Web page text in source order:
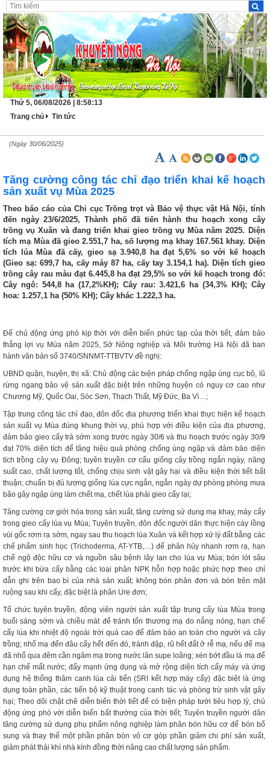
Thứ 5, 06/08/2026 | 8:58:13
Trang chủ
Tin tức
(Ngày 30/06/2025)
Tăng cường công tác chỉ đạo triển khai kế hoạch
sản xuất vụ Mùa 2025
Theo báo cáo của Chi cục Trồng trọt và Bảo vệ thực vật Hà Nội, tính
đến ngày 23/6/2025, Thành phố đã tiến hành thu hoạch xong cây
trồng vụ Xuân và đang triển khai gieo trồng vụ Mùa năm 2025. Diện
tích mạ Mùa đã gieo 2.551,7 ha, số lượng mạ khay 167.561 khay. Diện
tích lúa Mùa đã cấy, gieo sạ 3.940,8 ha đạt 5,6% so với kế hoạch
(Gieo sạ: 699,7 ha, cấy máy 87 ha, cấy tay 3.154,1 ha). Diện tích gieo
trồng cây rau màu đạt 6.445,8 ha đạt 29,5% so với kế hoạch trong đó:
Cây ngô: 544,8 ha (17,2%KH); Cây rau: 3.421,6 ha (34,3% KH); Cây
hoa: 1.257,1 ha (50% KH); Cây khác 1.222,3 ha.
Để chủ động ứng phó kịp thời với diễn biến phức tạp của thời tiết, đảm bảo
thắng lợi vụ Mùa năm 2025, Sở Nông nghiệp và Môi trường Hà Nội đã ban
hành văn bản số 3740/SNNMT-TTBVTV đề nghị:
UBND quận, huyện, thị xã: Chủ động các biện pháp chống ngập úng cục bộ, lũ
rừng ngang bảo vệ sản xuất đặc biệt trên những huyện có nguy cơ cao như
Chương Mỹ, Quốc Oai, Sóc Sơn, Thạch Thất, Mỹ Đức, Ba Vì…;
Tập trung công tác chỉ đạo, đôn đốc địa phương triển khai thực hiện kế hoạch
sản xuất vụ Mùa đúng khung thời vụ, phù hợp với điều kiện của địa phương,
đảm bảo gieo cấy trà sớm xong trước ngày 30/6 và thu hoạch trước ngày 30/9
đạt 70% diện tích để tăng hiệu quả phòng chống úng ngập và đảm bảo diện
tích trồng cây vụ Đông; tuyên truyền cơ cấu giống cây trồng ngắn ngày, năng
suất cao, chất lượng tốt, chống chịu sinh vật gây hại và điều kiện thời tiết bất
thuận; chuẩn bị đủ lượng giống lúa cực ngắn, ngắn ngày dự phòng phòng mưa
bão gây ngập úng làm chết mạ, chết lúa phải gieo cấy lại;
Tăng cường cơ giới hóa trong sản xuất, tăng cường sử dụng mạ khay, máy cấy
trong gieo cấy lúa vụ Mùa; Tuyên truyền, đôn đốc người dân thực hiện cày lồng
vùi gốc rơm rạ sớm, ngay sau thu hoạch lúa Xuân và kết hợp xử lý đất bằng các
chế phẩm sinh học (Trichoderma, AT-YTB,…) để phân hủy nhanh rơm rạ, hạn
chế ngộ độc hữu cơ và nguồn sâu bệnh lây lan cho lúa vụ Mùa; bón lót sâu
trước khi bừa cấy bằng các loại phân NPK hỗn hợp hoặc phức hợp theo chỉ
dẫn ghi trên bao bì của nhà sản xuất; không bón phân đơn và bón trên mặt
ruộng sau khi cấy, đặc biệt là phân Ure đơn;
Tổ chức tuyên truyền, động viên người sản xuất tập trung cấy lúa Mùa trong
buổi sáng sớm và chiều mát để tránh tổn thương mạ do nắng nóng, hạn chế
cấy lúa khi nhiệt độ ngoài trời quá cao để đảm bảo an toàn cho người và cây
trồng; nhổ mạ đến đâu cấy hết đến đó, tránh đập, rũ hết đất ở rễ mạ, nếu để mạ
đã nhổ qua đêm cần ngâm mạ trong nước lân supe loãng; xén bớt đầu lá mạ để
hạn chế mất nước; đẩy mạnh ứng dụng và mở rộng diện tích cấy máy và ứng
dụng hệ thống thâm canh lúa cải tiến (SRI kết hợp máy cấy) đặc biệt là ứng
dụng toàn phần, các tiến bộ kỹ thuật trong canh tác và phòng trừ sinh vật gây
hại; Theo dõi chặt chẽ diễn biến thời tiết để có biện pháp tưới tiêu hợp lý, chủ
động ứng phó với diễn biến bất thường của thời tiết; Tuyên truyền người dân
tăng cường sử dụng phụ phẩm nông nghiệp làm phân bón hữu cơ để bón bổ
sung và thay thế một phần phân bón vô cơ góp phần giảm chi phí sản xuất,
giảm phát thải khí nhà kính đồng thời nâng cao chất lượng sản phẩm.